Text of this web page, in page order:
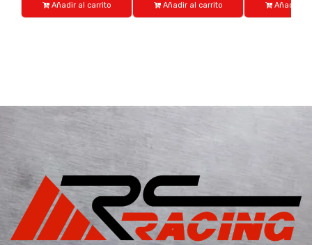
Añadir al carrito Añadir al carrito Añadir al